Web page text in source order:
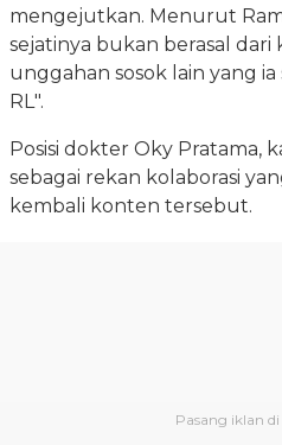
mengejutkan. Menurut
sejatinya bukan berasal dari
unggahan sosok lain yang
RL".
Posisi dokter Oky Pratama,
sebagai rekan kolaborasi
kembali konten tersebut.